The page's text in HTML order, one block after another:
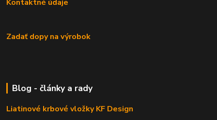
Kontaktné údaje
Zadať dopy na výrobok
Blog - články a rady
Liatinové krbové vložky KF Design